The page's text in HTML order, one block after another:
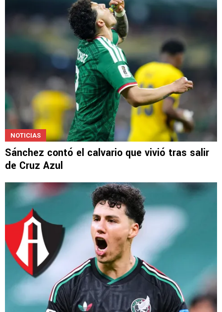
NOTICIAS
Sánchez contó el calvario que vivió tras salir
de Cruz Azul